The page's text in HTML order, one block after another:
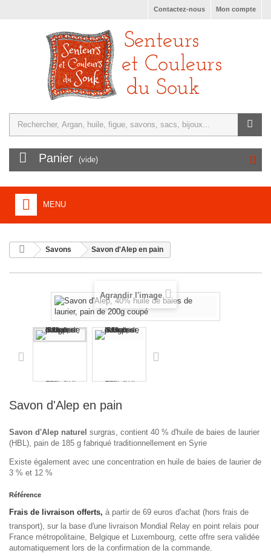
Mon compte
Contactez-nous
Panier (vide)
MENU
TURQUIE, ARTISANAT, SAVONS
BOLIVIE
MAROC, HUILES COSMÉTIQUES BIO ET ARTISANAT
COFFRETS ET ASSORTIMENTS
PROMOTIONS
BLOG
Savons Savon d'Alep en pain
Agrandir l'image
Savon d'Alep en pain
Savon d'Alep naturel surgras, contient 40 % d'huile de baies de laurier
(HBL), pain de 185 g fabriqué traditionnellement en Syrie
Existe également avec une concentration en huile de baies de laurier de
3 % et 12 %
Référence
Frais de livraison offerts, à partir de 69 euros d'achat (hors frais de
transport), sur la base d'une livraison Mondial Relay en point relais pour
France métropolitaine, Belgique et Luxembourg, cette offre sera validée
automatiquement lors de la confirmation de la commande.